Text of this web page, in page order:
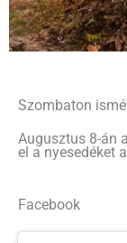
Szombaton
Augusztus 8-án
el a nyesedéket
Facebook